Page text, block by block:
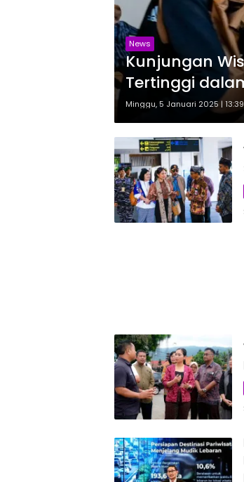
News
Kunjungan
Tertinggi
Minggu, 5 Januari 2025 | 13:39